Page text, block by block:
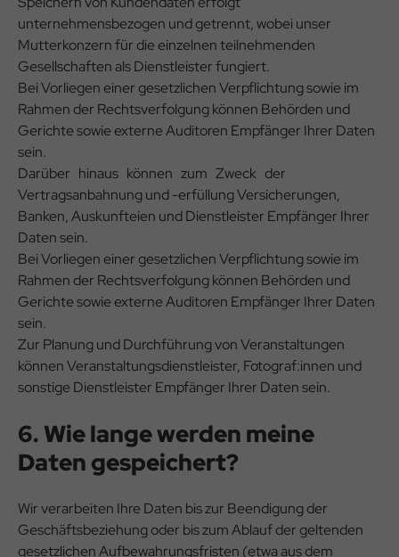
unternehmensbezogen und getrennt, wobei unser
Mutterkonzern für die einzelnen teilnehmenden
Gesellschaften als Dienstleister fungiert.
Bei Vorliegen einer gesetzlichen Verpflichtung sowie im
Rahmen der Rechtsverfolgung können Behörden und
Gerichte sowie externe Auditoren Empfänger Ihrer Daten
sein.
Darüber hinaus können zum Zweck der
Vertragsanbahnung und -erfüllung Versicherungen,
Banken, Auskunfteien und Dienstleister Empfänger Ihrer
Daten sein.
Bei Vorliegen einer gesetzlichen Verpflichtung sowie im
Rahmen der Rechtsverfolgung können Behörden und
Gerichte sowie externe Auditoren Empfänger Ihrer Daten
sein.
Zur Planung und Durchführung von Veranstaltungen
können Veranstaltungsdienstleister, Fotograf:innen und
sonstige Dienstleister Empfänger Ihrer Daten sein.
6. Wie lange werden meine
Daten gespeichert?
Wir verarbeiten Ihre Daten bis zur Beendigung der
Geschäftsbeziehung oder bis zum Ablauf der geltenden
gesetzlichen Aufbewahrungsfristen (etwa aus dem